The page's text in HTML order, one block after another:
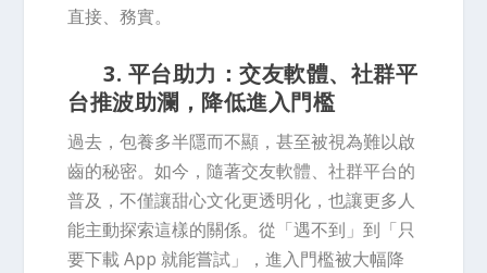
直接、務實。
3. 平台助力：交友軟體、社群平
台推波助瀾，降低進入門檻
過去，包養多半隱而不顯，甚至被視為難以啟
齒的秘密。如今，隨著交友軟體、社群平台的
普及，不僅讓甜心文化更透明化，也讓更多人
能主動探索這樣的關係。從「遇不到」到「只
要下載 App 就能嘗試」，進入門檻被大幅降